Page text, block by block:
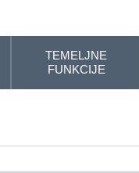
TEMELJNE
FUNKCIJE